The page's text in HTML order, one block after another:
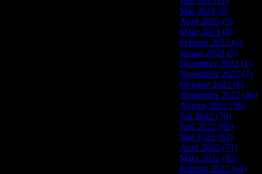
Mai 2023 (8)
April 2023 (5)
März 2023 (8)
Februar 2023 (6)
Januar 2023 (5)
Dezember 2022 (1)
November 2022 (7)
Oktober 2022 (6)
September 2022 (36)
August 2022 (56)
Juli 2022 (70)
Juni 2022 (66)
Mai 2022 (63)
April 2022 (71)
März 2022 (83)
Februar 2022 (61)